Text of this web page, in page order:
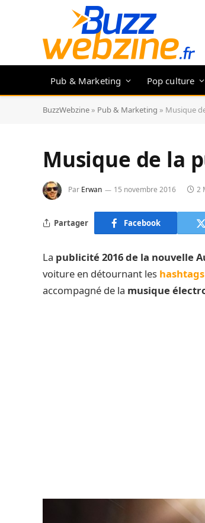
Pub & Marketing Pop culture
BuzzWebzine » Pub & Marketing » Musique
Musique de la
Par Erwan 15 novembre 2016 2
Partager Facebook
La publicité 2016 de la nouvelle
voiture en détournant les hashtags
accompagné de la musique